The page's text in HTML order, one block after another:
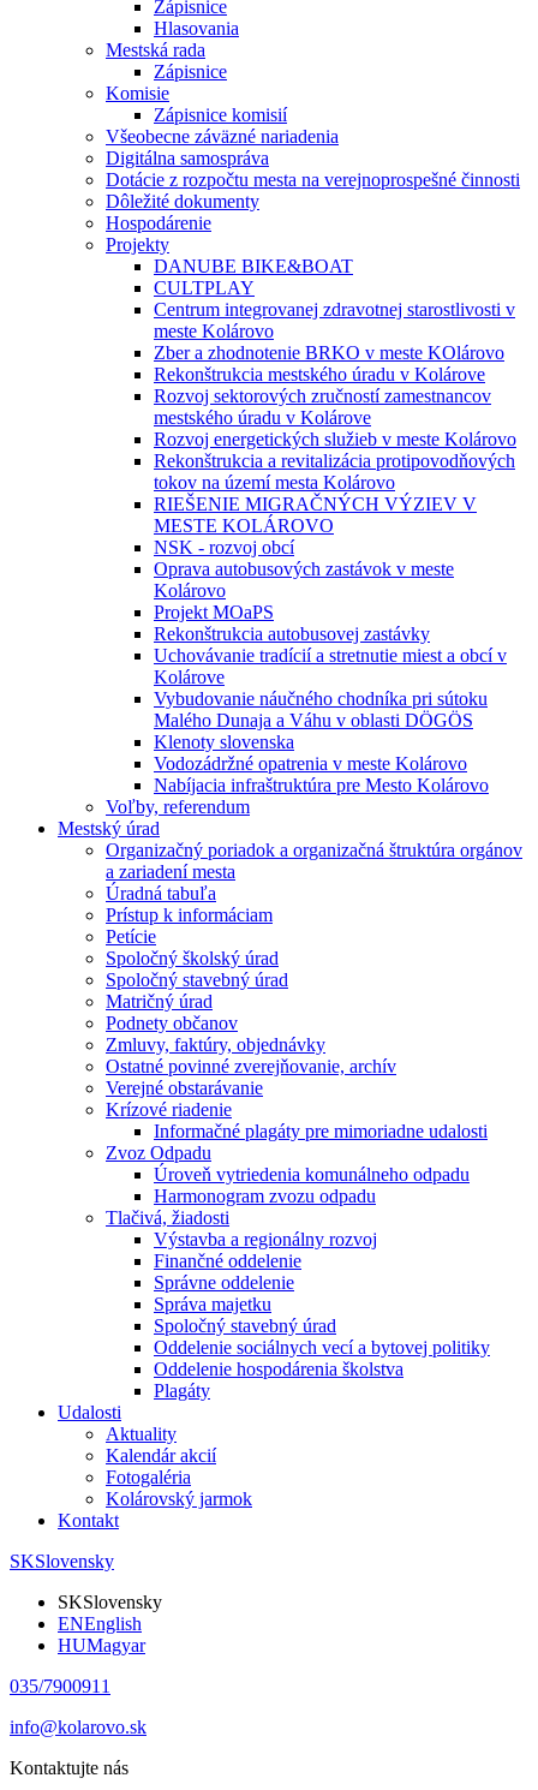
Zápisnice
Hlasovania
Mestská rada
Zápisnice
Komisie
Zápisnice komisií
Všeobecne záväzné nariadenia
Digitálna samospráva
Dotácie z rozpočtu mesta na verejnoprospešné činnosti
Dôležité dokumenty
Hospodárenie
Projekty
DANUBE BIKE&BOAT
CULTPLAY
Centrum integrovanej zdravotnej starostlivosti v
meste Kolárovo
Zber a zhodnotenie BRKO v meste KOlárovo
Rekonštrukcia mestského úradu v Kolárove
Rozvoj sektorových zručností zamestnancov
mestského úradu v Kolárove
Rozvoj energetických služieb v meste Kolárovo
Rekonštrukcia a revitalizácia protipovodňových
tokov na území mesta Kolárovo
RIEŠENIE MIGRAČNÝCH VÝZIEV V
MESTE KOLÁROVO
NSK - rozvoj obcí
Oprava autobusových zastávok v meste
Kolárovo
Projekt MOaPS
Rekonštrukcia autobusovej zastávky
Uchovávanie tradícií a stretnutie miest a obcí v
Kolárove
Vybudovanie náučného chodníka pri sútoku
Malého Dunaja a Váhu v oblasti DÖGÖS
Klenoty slovenska
Vodozádržné opatrenia v meste Kolárovo
Nabíjacia infraštruktúra pre Mesto Kolárovo
Voľby, referendum
Mestský úrad
Organizačný poriadok a organizačná štruktúra orgánov
a zariadení mesta
Úradná tabuľa
Prístup k informáciam
Petície
Spoločný školský úrad
Spoločný stavebný úrad
Matričný úrad
Podnety občanov
Zmluvy, faktúry, objednávky
Ostatné povinné zverejňovanie, archív
Verejné obstarávanie
Krízové riadenie
Informačné plagáty pre mimoriadne udalosti
Zvoz Odpadu
Úroveň vytriedenia komunálneho odpadu
Harmonogram zvozu odpadu
Tlačivá, žiadosti
Výstavba a regionálny rozvoj
Finančné oddelenie
Správne oddelenie
Správa majetku
Spoločný stavebný úrad
Oddelenie sociálnych vecí a bytovej politiky
Oddelenie hospodárenia školstva
Plagáty
Udalosti
Aktuality
Kalendár akcií
Fotogaléria
Kolárovský jarmok
Kontakt
SKSlovensky
SKSlovensky
ENEnglish
HUMagyar
035/7900911
info@kolarovo.sk
Kontaktujte nás